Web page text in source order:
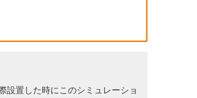
設置した時にこのシミュレーショ